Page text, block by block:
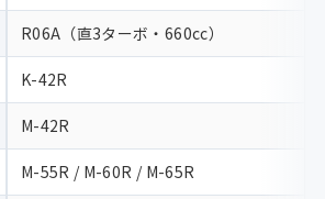
R06A（直3ターボ・660cc）
K-42R
M-42R
M-55R / M-60R / M-65R